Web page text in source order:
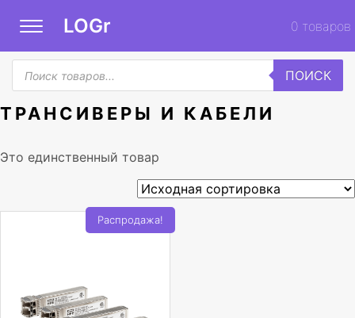
LOGr 0 товаров
Поиск
товаров
ПОИСК
ТРАНСИВЕРЫ И КАБЕЛИ
Это единственный товар
Распродажа!